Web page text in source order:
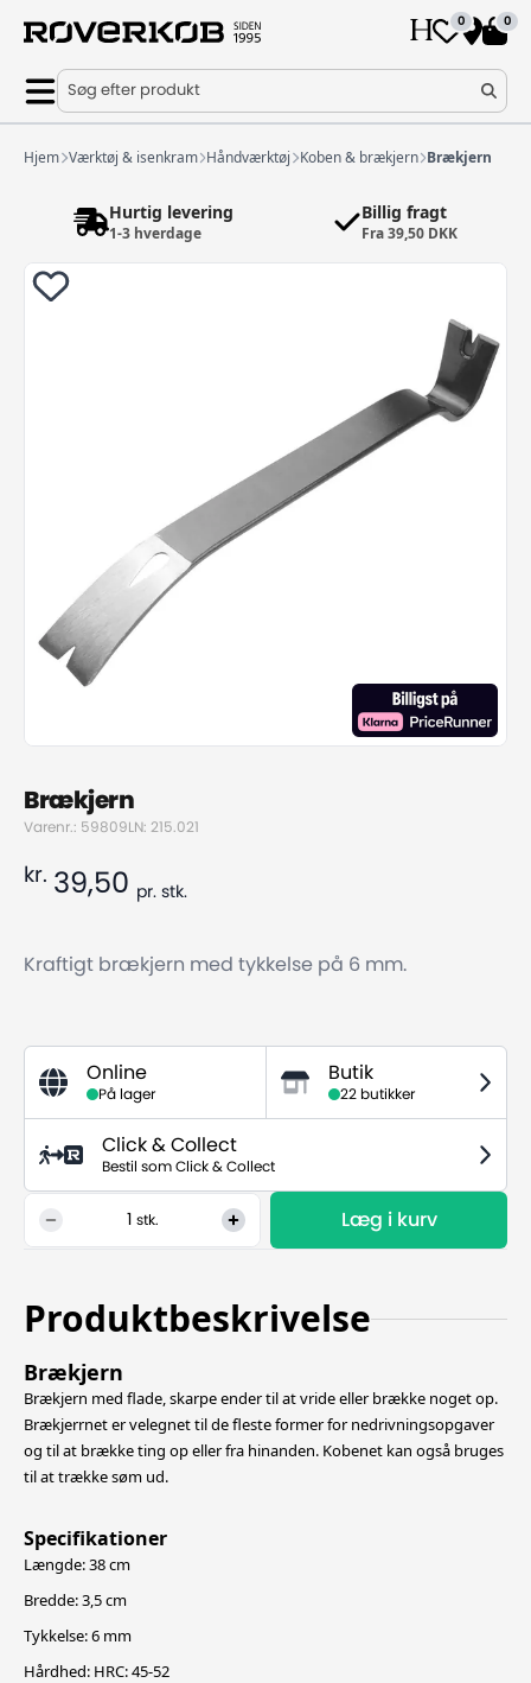
0 0
Søg efter produkt
Hjem Værktøj & isenkram Håndværktøj Koben & brækjern Brækjern
Hurtig levering
1-3 hverdage
Billig fragt
Fra 39,50 DKK
Brækjern
Varenr.: 59809LN: 215.021
kr. 39,50 pr. stk.
Kraftigt brækjern med tykkelse på 6 mm.
Online
På lager
Butik
22 butikker
Click & Collect
Bestil som Click & Collect
stk. Læg i kurv
Produktbeskrivelse
Brækjern
Brækjern med flade, skarpe ender til at vride eller brække noget op.
Brækjerrnet er velegnet til de fleste former for nedrivningsopgaver
og til at brække ting op eller fra hinanden. Kobenet kan også bruges
til at trække søm ud.
Specifikationer
Længde: 38 cm
Bredde: 3,5 cm
Tykkelse: 6 mm
Hårdhed: HRC: 45-52